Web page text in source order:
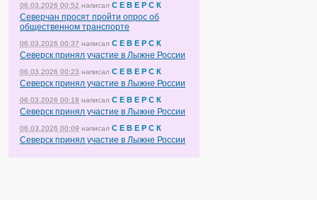
06.03.2026 00:52 написал С Е В Е Р С К
Северчан просят пройти опрос об
общественном транспорте
06.03.2026 00:37 написал С Е В Е Р С К
Северск принял участие в Лыжне России
06.03.2026 00:23 написал С Е В Е Р С К
Северск принял участие в Лыжне России
06.03.2026 00:18 написал С Е В Е Р С К
Северск принял участие в Лыжне России
06.03.2026 00:09 написал С Е В Е Р С К
Северск принял участие в Лыжне России